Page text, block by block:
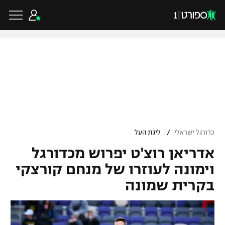
גביע הטוטו
ליגיונרים
גביע המדינה
ליגת האלופות
ליגה אירופית
ליגה אנגלית
כדורסל ישראלי
ליגת ווינר סל
ליגה לאומית
כדורסל עולמי
NBA
כדורגל ישראלי / ליגת העל
אדריאן רוצ'ט יפרוש מכדורגל
וימונה לעוזרו של מנחם קורצקי
בקרית שמונה